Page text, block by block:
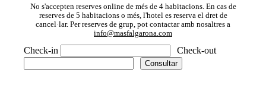
No s'accepten reserves online de més de 4 habitacions. En cas de
reserves de 5 habitacions o més, l'hotel es reserva el dret de
cancel·lar. Per reserves de grup, pot contactar amb nosaltres a
info@masfalgarona.com
Check-in Check-out